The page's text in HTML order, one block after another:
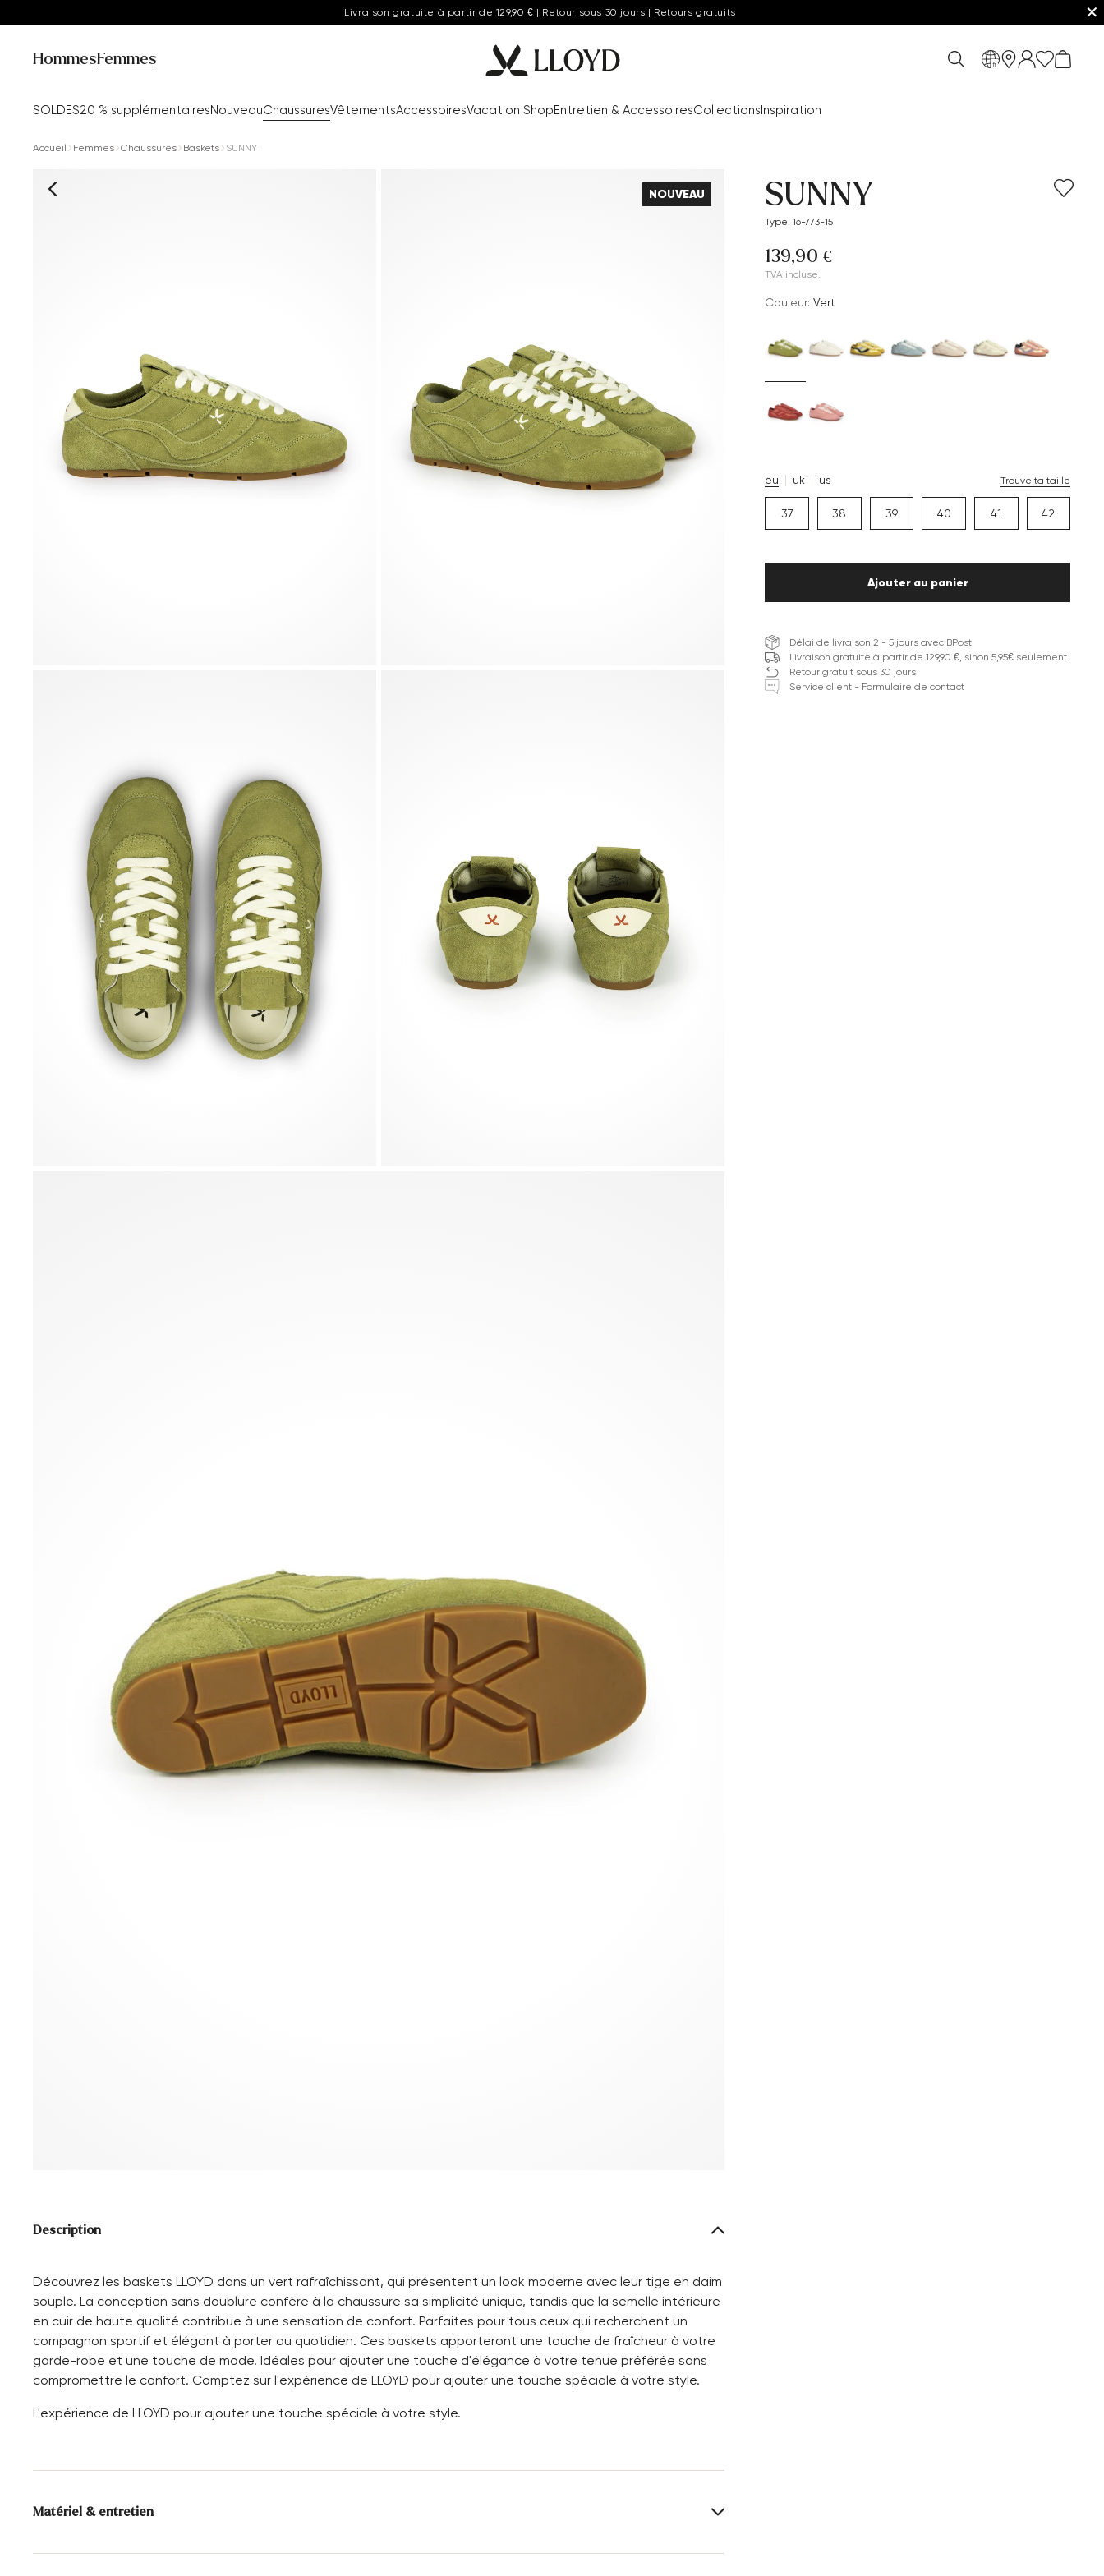
Livraison gratuite à partir de 129,90 € | Retour sous 30 jours | Retours gratuits ✕
HommesFemmes
SOLDES20 % supplémentairesNouveauChaussuresVêtementsAccessoiresVacation ShopEntretien & AccessoiresCollectionsInspiration
fr
Accueil Femmes Chaussures Baskets SUNNY
NOUVEAU
Description
Découvrez les baskets LLOYD dans un vert rafraîchissant, qui présentent un look moderne avec leur tige en daim
souple. La conception sans doublure confère à la chaussure sa simplicité unique, tandis que la semelle intérieure
en cuir de haute qualité contribue à une sensation de confort. Parfaites pour tous ceux qui recherchent un
compagnon sportif et élégant à porter au quotidien. Ces baskets apporteront une touche de fraîcheur à votre
garde-robe et une touche de mode. Idéales pour ajouter une touche d'élégance à votre tenue préférée sans
compromettre le confort. Comptez sur l'expérience de LLOYD pour ajouter une touche spéciale à votre style.
L'expérience de LLOYD pour ajouter une touche spéciale à votre style.
Matériel & entretien
Taille de production:
Les grands noms de
Dessus: Cuir suédé
SUNNY
Type. 16-773-15
139,90 €
TVA incluse.
Couleur: Vert
eu uk us Trouve ta taille
37 38 39 40 41 42
Ajouter au panier
Délai de livraison 2 - 5 jours avec BPost
Livraison gratuite à partir de 129,90 €, sinon 5,95€ seulement
Retour gratuit sous 30 jours
Service client - Formulaire de contact